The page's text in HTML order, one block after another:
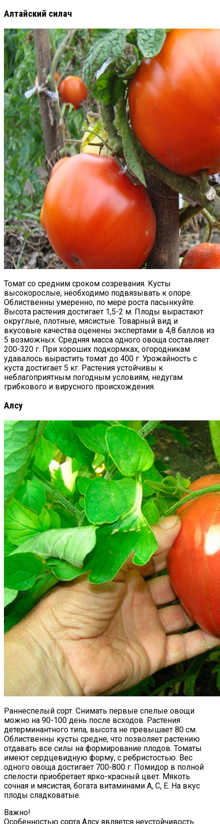
Алтайский силач
Томат со средним сроком созревания. Кусты
высокорослые, необходимо подвязывать к опоре.
Облиственны умеренно, по мере роста пасынкуйте.
Высота растения достигает 1,5-2 м. Плоды вырастают
округлые, плотные, мясистые. Товарный вид и
вкусовые качества оценены экспертами в 4,8 баллов из
5 возможных. Средняя масса одного овоща составляет
200-320 г. При хороших подкормках, огородникам
удавалось вырастить томат до 400 г. Урожайность с
куста достигает 5 кг. Растения устойчивы к
неблагоприятным погодным условиям, недугам
грибкового и вирусного происхождения.
Алсу
Раннеспелый сорт. Снимать первые спелые овощи
можно на 90-100 день после всходов. Растения
детерминантного типа, высота не превышает 80 см.
Облиственны кусты средне, что позволяет растению
отдавать все силы на формирование плодов. Томаты
имеют сердцевидную форму, с ребристостью. Вес
одного овоща достигает 700-800 г. Помидор в полной
спелости приобретает ярко-красный цвет. Мякоть
сочная и мясистая, богата витаминами А, С, Е. На вкус
плоды сладковатые.
Важно!
Особенностью сорта Алсу является неустойчивость